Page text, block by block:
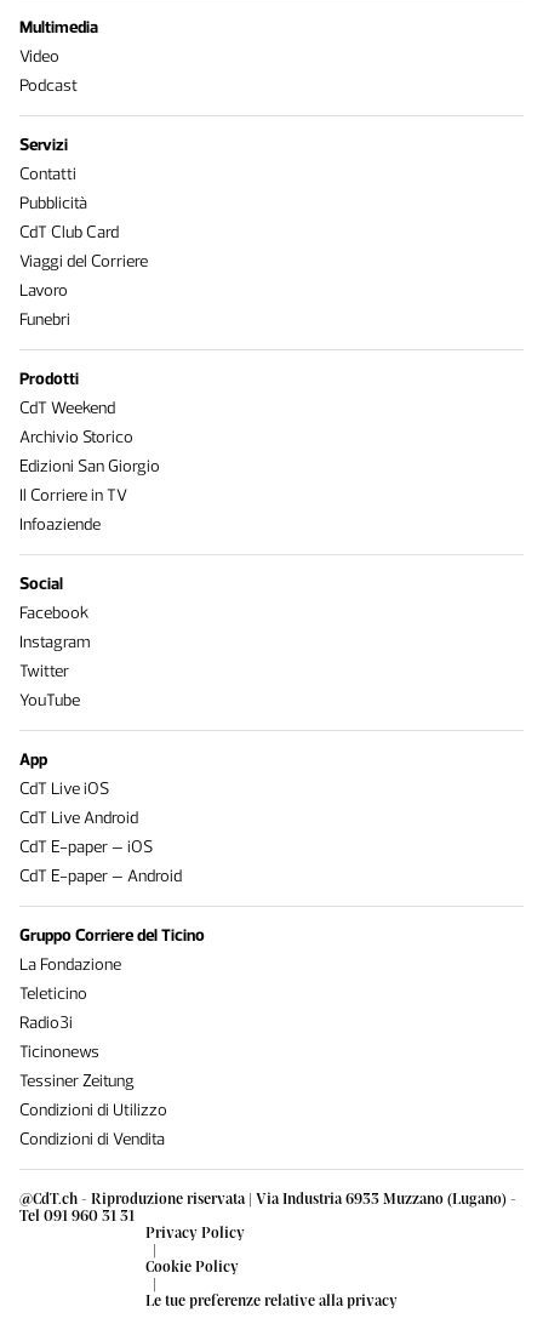
@CdT.ch - Riproduzione riservata | Via Industria 6933 Muzzano (Lugano) -
Tel 091 960 31 31
Privacy Policy
|
Cookie Policy
|
Le tue preferenze relative alla privacy
Multimedia
Video
Podcast
Servizi
Contatti
Pubblicità
CdT Club Card
Viaggi del Corriere
Lavoro
Funebri
Prodotti
CdT Weekend
Archivio Storico
Edizioni San Giorgio
Il Corriere in TV
Infoaziende
Social
Facebook
Instagram
Twitter
YouTube
App
CdT Live iOS
CdT Live Android
CdT E-paper – iOS
CdT E-paper – Android
Gruppo Corriere del Ticino
La Fondazione
Teleticino
Radio3i
Ticinonews
Tessiner Zeitung
Condizioni di Utilizzo
Condizioni di Vendita